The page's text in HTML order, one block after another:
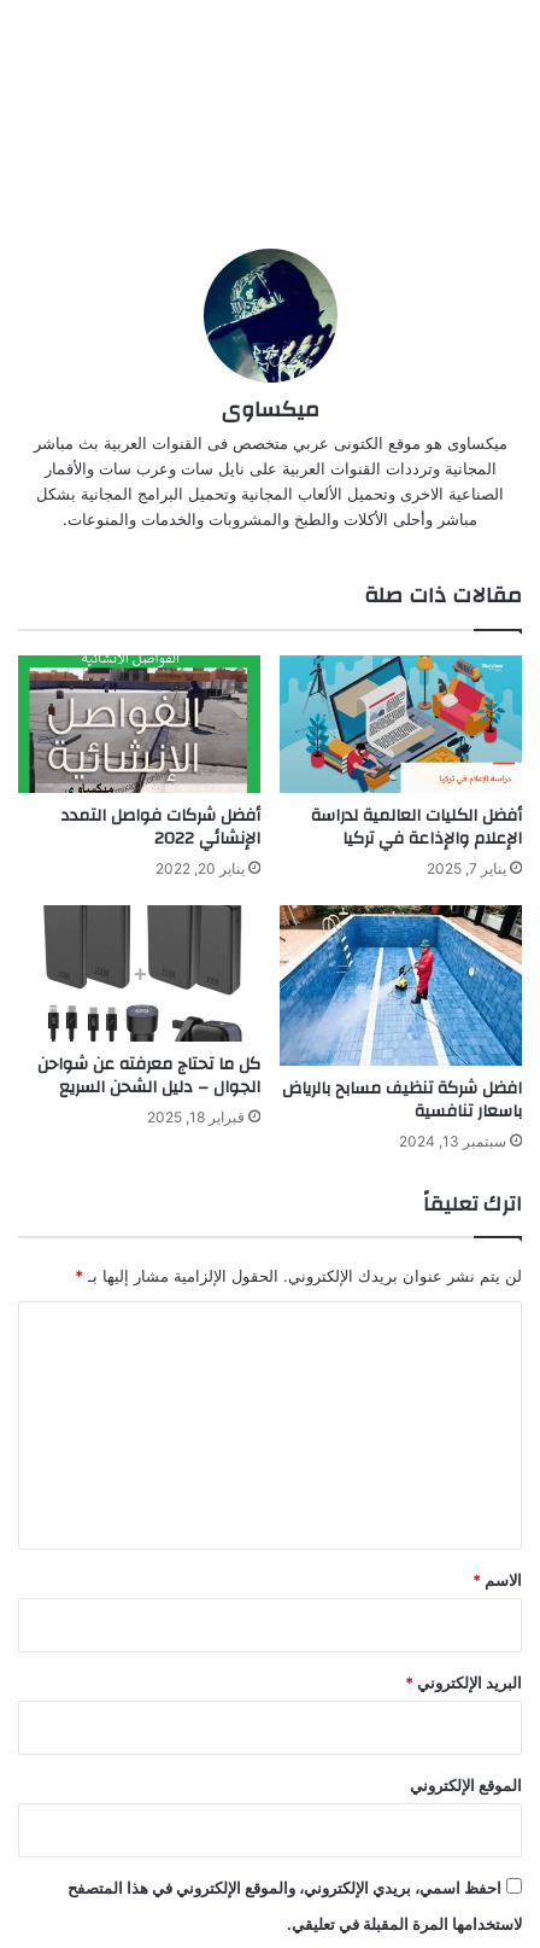
ميكساوى
ميكساوى هو موقع الكتونى عربي متخصص فى القنوات العربية بث مباشر
المجانية وترددات القنوات العربية على نايل سات وعرب سات والأقمار
الصناعية الاخرى وتحميل الألعاب المجانية وتحميل البرامج المجانية بشكل
مباشر وأحلى الأكلات والطبخ والمشروبات والخدمات والمنوعات.
مقالات ذات صلة
أفضل الكليات العالمية لدراسة
الإعلام والإذاعة في تركيا
يناير 7, 2025
أفضل شركات فواصل التمدد
الإنشائي 2022
يناير 20, 2022
افضل شركة تنظيف مسابح بالرياض
باسعار تنافسية
سبتمبر 13, 2024
كل ما تحتاج معرفته عن شواحن
الجوال – دليل الشحن السريع
فبراير 18, 2025
اترك تعليقاً
لن يتم نشر عنوان بريدك الإلكتروني. الحقول الإلزامية مشار إليها بـ *
*
الاسم *
البريد الإلكتروني *
الموقع الإلكتروني
احفظ اسمي، بريدي الإلكتروني، والموقع الإلكتروني في هذا المتصفح
لاستخدامها المرة المقبلة في تعليقي.